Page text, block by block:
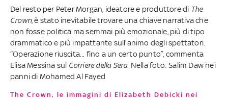
Del resto per Peter Morgan, ideatore e produttore di The
Crown, è stato inevitabile trovare una chiave narrativa che
non fosse politica ma semmai più emozionale, più di tipo
drammatico e più impattante sull’animo degli spettatori.
“Operazione riuscita... fino a un certo punto”, commenta
Elisa Messina sul Corriere della Sera . Nella foto: Salim Daw nei
panni di Mohamed Al Fayed
The Crown, le immagini di Elizabeth Debicki nei